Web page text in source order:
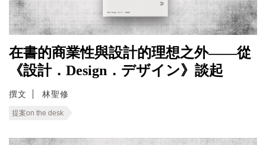
在書的商業性與設計的理想之外——從
《設計．Design．デザイン》談起
撰文 林聖修
提案on the desk